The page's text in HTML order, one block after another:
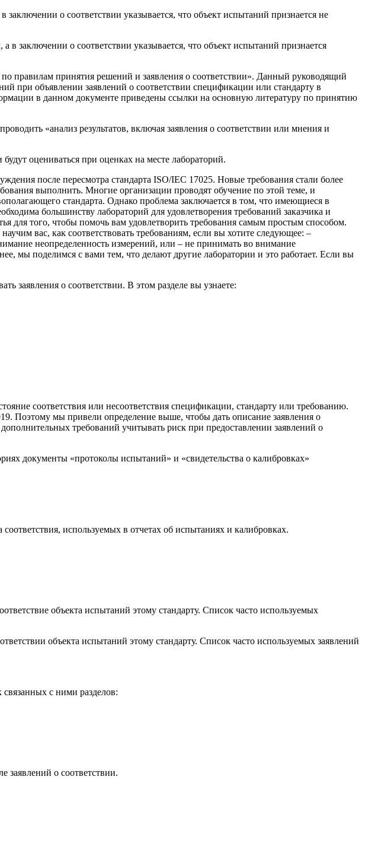
о соответствии указывается, что объект испытаний признается не
заключении о соответствии указывается, что объект испытаний признается
правилам принятия решений и заявления о соответствии». Данный руководящий
при объявлении заявлений о соответствии спецификации или стандарту в
в данном документе приведены ссылки на основную литературу по принятию
«анализ результатов, включая заявления о соответствии или мнения и
оцениваться при оценках на месте лабораторий.
после пересмотра стандарта ISO/IEC 17025. Новые требования стали более
выполнить. Многие организации проводят обучение по этой теме, и
стандарта. Однако проблема заключается в том, что имеющиеся в
большинству лабораторий для удовлетворения требований заказчика и
для того, чтобы помочь вам удовлетворить требования самым простым способом.
вас, как соответствовать требованиям, если вы хотите следующее: –
неопределенность измерений, или – не принимать во внимание
мы поделимся с вами тем, что делают другие лаборатории и это работает. Если вы
заявления о соответствии. В этом разделе вы узнаете:
соответствия или несоответствия спецификации, стандарту или требованию.
Поэтому мы привели определение выше, чтобы дать описание заявления о
требований учитывать риск при предоставлении заявлений о
документы «протоколы испытаний» и «свидетельства о калибровках»
используемых в отчетах об испытаниях и калибровках.
объекта испытаний этому стандарту. Список часто используемых
объекта испытаний этому стандарту. Список часто используемых заявлений
с ними разделов:
заявлений о соответствии.